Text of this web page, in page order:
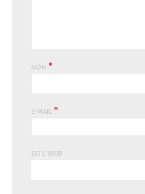
NOM *
E-MAIL *
SITE WEB